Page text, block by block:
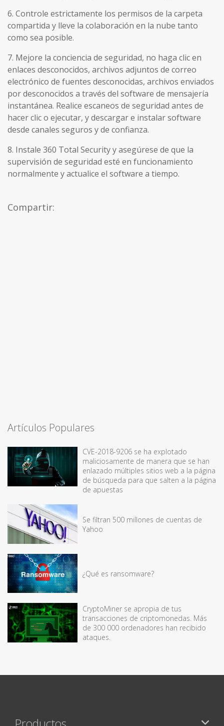
6. Controle estrictamente los permisos de la carpeta
compartida y lleve la colaboración en la nube tanto
como sea posible.
7. Mejore la conciencia de seguridad, no haga clic en
enlaces desconocidos, archivos adjuntos de correo
electrónico de fuentes desconocidas, archivos enviados
por desconocidos a través del software de mensajería
instantánea. Realice escaneos de seguridad antes de
hacer clic o ejecutar, y descargar e instalar software
desde canales seguros y de confianza.
8. Instale 360 ​​Total Security y asegúrese de que la
supervisión de seguridad esté en funcionamiento
normalmente y actualice el software a tiempo.
Compartir:
Artículos Populares
CVE-2018-9206 se ha explotado
maliciosamente de manera que se han
enlazado múltiples sitios web a la página
de búsqueda para que salten a la página
de apuestas
Se filtran 500 millones de cuentas de
Yahoo
¿Qué es ransomware?
CryptoMiner se apropia de tus
transacciones de criptomonedas. Más
de 300 000 ordenadores han recibido
ataques.